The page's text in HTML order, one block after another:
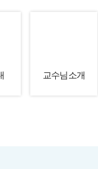
교수님소개